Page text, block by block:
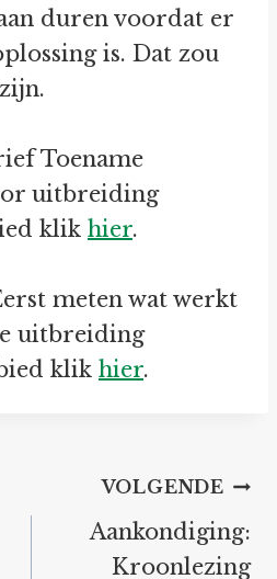
duren voordat er
is. Dat zou
Toename
uitbreiding
klik hier.
meten wat werkt
uitbreiding
klik hier.
VOLGENDE
Aankondiging:
Kroonlezing